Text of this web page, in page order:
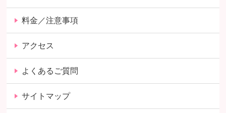
料金／注意事項
アクセス
よくあるご質問
サイトマップ